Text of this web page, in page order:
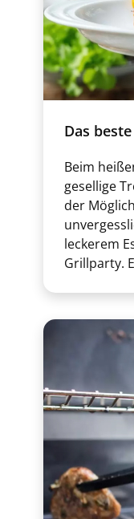
Das
Beim
gesellige
der
leckerem
Grillparty.